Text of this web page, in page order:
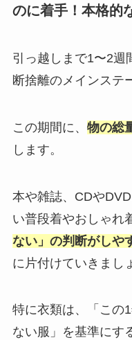
のに着手！本格的
引っ越しまで1〜2週
断捨離のメインステ
この期間に、 物の総
します。
本や雑誌、CDや
い普段着やおしゃれ
ない」の判断がしや
に片付けていきまし
特に衣類は、「この
ない服」を基準にす